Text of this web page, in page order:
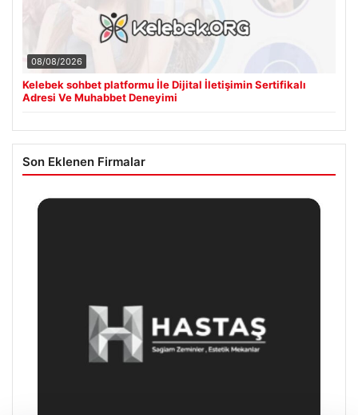
08/08/2026
Kelebek sohbet platformu İle Dijital İletişimin Sertifikalı
Adresi Ve Muhabbet Deneyimi
Son Eklenen Firmalar